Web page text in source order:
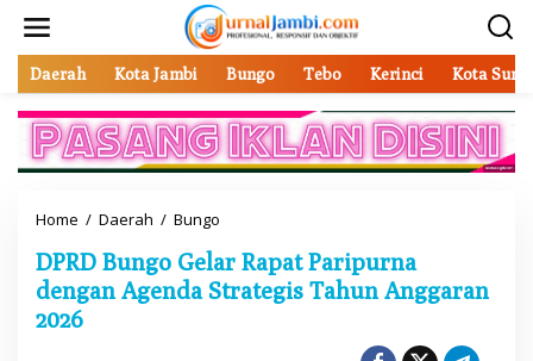
Daerah Kota Jambi Bungo Tebo Kerinci Kota
Home / Daerah / Bungo
R
D
B
DPRD Bungo Gelar Rapat Paripurna
dengan Agenda Strategis Tahun Anggaran
2026